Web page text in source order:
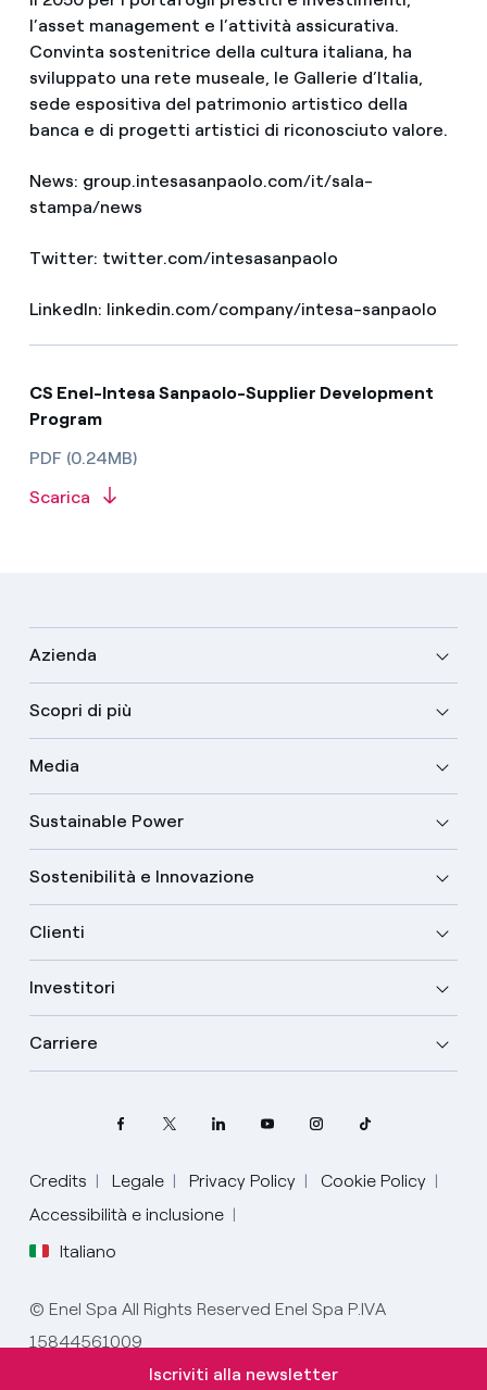
l’asset management e l’attività assicurativa.
Convinta sostenitrice della cultura italiana, ha
sviluppato una rete museale, le Gallerie d’Italia,
sede espositiva del patrimonio artistico della
banca e di progetti artistici di riconosciuto valore.
News: group.intesasanpaolo.com/it/sala-
stampa/news
Twitter: twitter.com/intesasanpaolo
LinkedIn: linkedin.com/company/intesa-sanpaolo
CS Enel-Intesa Sanpaolo-Supplier Development
Program
PDF (0.24MB)
Scarica
Azienda
Scopri di più
Media
Sustainable Power
Sostenibilità e Innovazione
Clienti
Investitori
Carriere
Credits Legale Privacy Policy
Cookie Policy
Accessibilità e inclusione
Italiano
Seleziona la tua lingua
Inglese
Spagnolo
© Enel Spa All Rights Reserved Enel Spa P.IVA
15844561009
Iscriviti alla newsletter